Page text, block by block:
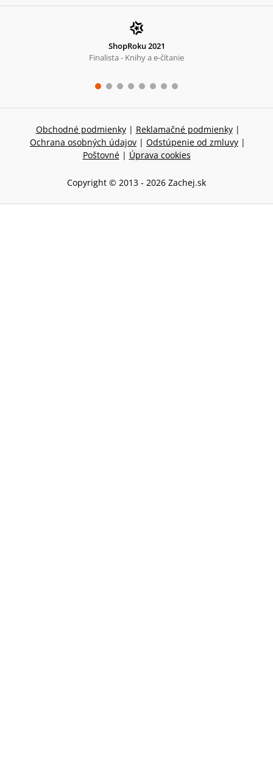
ShopRoku 2021
Finalista - Knihy a e-čítanie
Obchodné podmienky | Reklamačné podmienky |
Ochrana osobných údajov | Odstúpenie od zmluvy |
Poštovné | Úprava cookies
Copyright © 2013 - 2026 Zachej.sk